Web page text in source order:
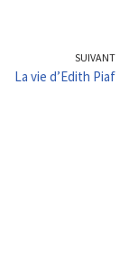
SUIVANT
La vie d’Edith Piaf